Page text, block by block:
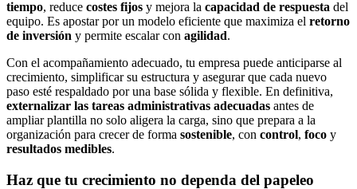
tiempo, reduce costes fijos y mejora la capacidad de respuesta del
equipo. Es apostar por un modelo eficiente que maximiza el retorno
de inversión y permite escalar con agilidad.
Con el acompañamiento adecuado, tu empresa puede anticiparse al
crecimiento, simplificar su estructura y asegurar que cada nuevo
paso esté respaldado por una base sólida y flexible. En definitiva,
externalizar las tareas administrativas adecuadas antes de
ampliar plantilla no solo aligera la carga, sino que prepara a la
organización para crecer de forma sostenible, con control, foco y
resultados medibles.
Haz que tu crecimiento no dependa del papeleo